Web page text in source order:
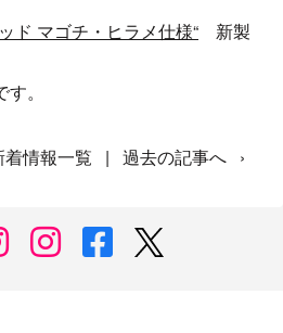
ド マゴチ・ヒラメ仕様“ 新製
。
着情報一覧 | 過去の記事へ ›